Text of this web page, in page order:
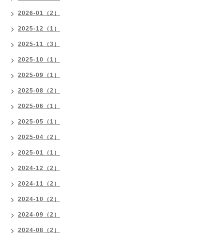
2026-01（2）
2025-12（1）
2025-11（3）
2025-10（1）
2025-09（1）
2025-08（2）
2025-06（1）
2025-05（1）
2025-04（2）
2025-01（1）
2024-12（2）
2024-11（2）
2024-10（2）
2024-09（2）
2024-08（2）